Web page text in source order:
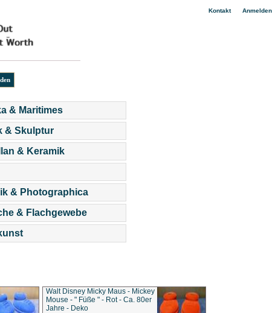
Kontakt| Anmelden
& Maritimes
& Skulptur
& Keramik
& Photographica
& Flachgewebe
Walt Disney Micky Maus - Mickey
Mouse - " Füße " - Rot - Ca. 80er
Jahre - Deko